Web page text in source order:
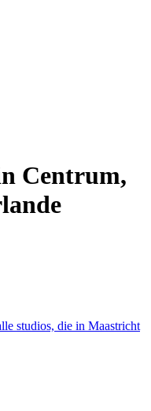
Centrum,
studios, die in Maastricht